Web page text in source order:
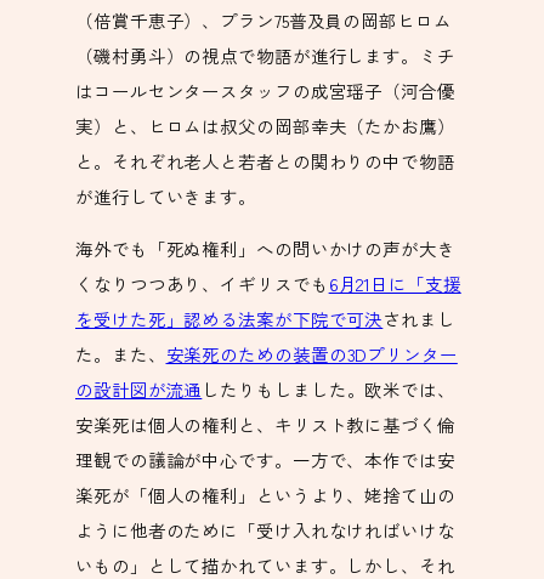
（倍賞千恵子）、プラン75普及員の岡部ヒロム
（磯村勇斗）の視点で物語が進行します。ミチ
はコールセンタースタッフの成宮瑶子（河合優
実）と、ヒロムは叔父の岡部幸夫（たかお鷹）
と。それぞれ老人と若者との関わりの中で物語
が進行していきます。
海外でも「死ぬ権利」への問いかけの声が大き
くなりつつあり、イギリスでも 6月21日に「支援
を受けた死」認める法案が下院で可決されまし
た。また、 安楽死のための装置の3Dプリンター
の設計図が流通 したりもしました。欧米では、
安楽死は個人の権利と、キリスト教に基づく倫
理観での議論が中心です。一方で、本作では安
楽死が「個人の権利」というより、姥捨て山の
ように他者のために「受け入れなければいけな
いもの」として描かれています。しかし、それ